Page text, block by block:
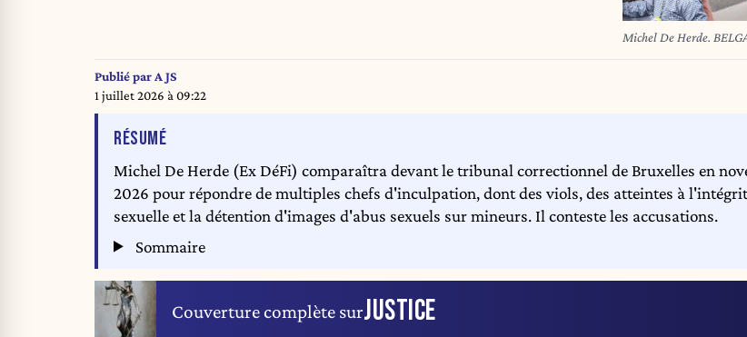
Michel De Herde.
Publié parA JS
1 juillet 2026 à 09:22
RÉSUMÉDE L'ARTICLE
Michel De Herde (Ex DéFi) comparaîtra devant le tribunal correctionnel de Bruxelles en
2026 pour répondre de multiples chefs d'inculpation, dont des viols, des atteintes à
sexuelle et la détention d'images d'abus sexuels sur mineurs. Il conteste les accusations.
Sommaire
Couverture complète surJUSTICE